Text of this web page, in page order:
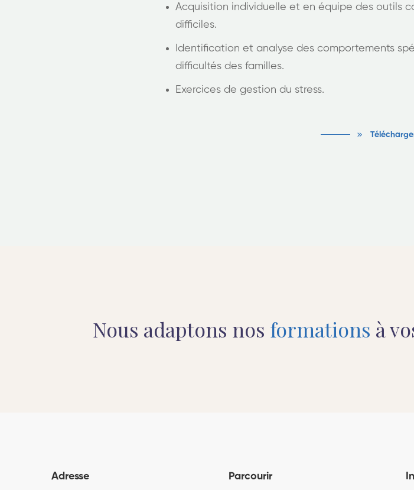
Acquisition individuelle et en équipe des outils
difficiles.
Identification et analyse des comportements
difficultés des familles.
Exercices de gestion du stress.
Nous adaptons nos formations à
Adresse Parcourir